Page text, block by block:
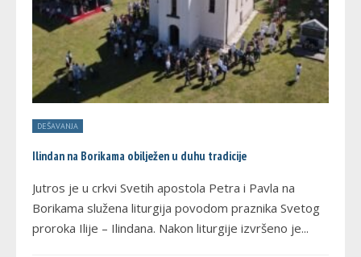
DEŠAVANJA
Ilindan na Borikama obilježen u duhu tradicije
Jutros je u crkvi Svetih apostola Petra i Pavla na
Borikama služena liturgija povodom praznika Svetog
proroka Ilije – Ilindana. Nakon liturgije izvršeno je...